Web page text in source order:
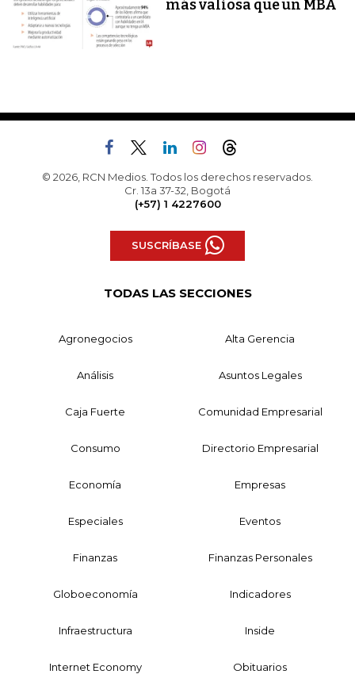
más valiosa que un MBA
© 2026, RCN Medios. Todos los derechos reservados.
Cr. 13a 37-32, Bogotá
(+57) 1 4227600
SUSCRÍBASE
TODAS LAS SECCIONES
Agronegocios Alta Gerencia
Análisis Asuntos Legales
Caja Fuerte Comunidad Empresarial
Consumo Directorio Empresarial
Economía Empresas
Especiales Eventos
Finanzas Finanzas Personales
Globoeconomía Indicadores
Infraestructura Inside
Internet Economy Obituarios